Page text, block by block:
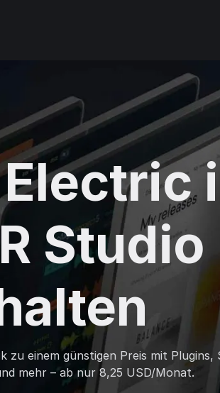
Studio
einem günstigen Preis mit Plugins,
mehr – ab nur 8,25 USD/Monat.